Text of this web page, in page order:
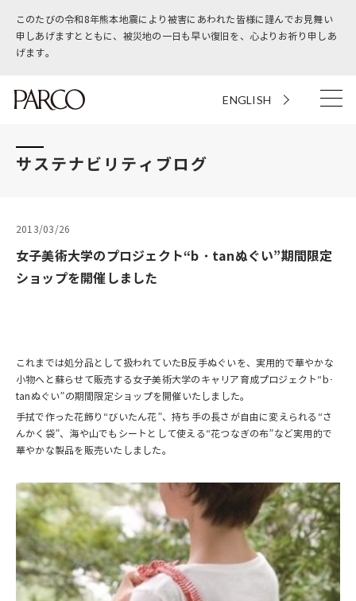
このたびの令和8年熊本地震により被害にあわれた皆様に謹んでお見舞い
申しあげますとともに、被災地の一日も早い復旧を、心よりお祈り申しあ
げます。
ENGLISH
サステナビリティブログ
2013/03/26
女子美術大学のプロジェクト“b・tanぬぐい”期間限定
ショップを開催しました
これまでは処分品として扱われていたB反手ぬぐいを、実用的で華やかな
小物へと蘇らせて販売する女子美術大学のキャリア育成プロジェクト“b･
tanぬぐい”の期間限定ショップを開催いたしました。
手拭で作った花飾り“びいたん花”、持ち手の長さが自由に変えられる“さ
んかく袋”、海や山でもシートとして使える“花つなぎの布”など実用的で
華やかな製品を販売いたしました。